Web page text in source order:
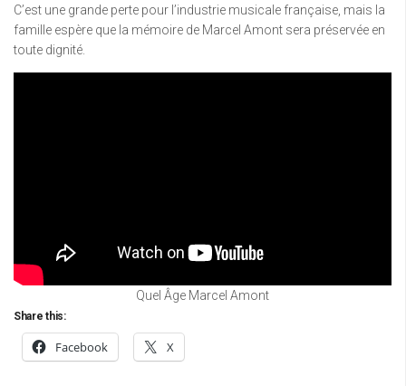
C’est une grande perte pour l’industrie musicale française, mais la
famille espère que la mémoire de Marcel Amont sera préservée en
toute dignité.
Quel Âge Marcel Amont
Share this:
Facebook X